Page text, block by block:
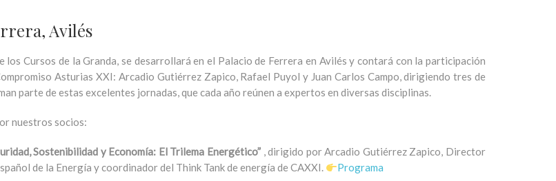
Avilés
los Cursos de la Granda, se desarrollará en el Palacio de Ferrera en Avilés y contará con la participación
Asturias XXI: Arcadio Gutiérrez Zapico, Rafael Puyol y Juan Carlos Campo, dirigiendo tres de
parte de estas excelentes jornadas, que cada año reúnen a expertos en diversas disciplinas.
nuestros socios:
Sostenibilidad y Economía: El Trilema Energético” , dirigido por Arcadio Gutiérrez Zapico, Director
de la Energía y coordinador del Think Tank de energía de CAXXI.
Programa